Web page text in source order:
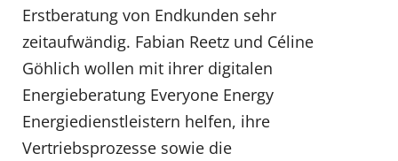
Erstberatung von Endkunden sehr
zeitaufwändig. Fabian Reetz und Céline
Göhlich wollen mit ihrer digitalen
Energieberatung Everyone Energy
Energiedienstleistern helfen, ihre
Vertriebsprozesse sowie die